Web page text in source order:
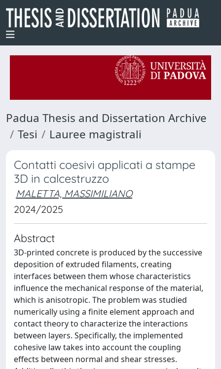
Padua Thesis and Dissertation Archive
Tesi
Lauree magistrali
Contatti coesivi applicati a stampe
3D in calcestruzzo
MALETTA, MASSIMILIANO
2024/2025
Abstract
3D-printed concrete is produced by the successive
deposition of extruded filaments, creating
interfaces between them whose characteristics
influence the mechanical response of the material,
which is anisotropic. The problem was studied
numerically using a finite element approach and
contact theory to characterize the interactions
between layers. Specifically, the implemented
cohesive law takes into account the coupling
effects between normal and shear stresses.